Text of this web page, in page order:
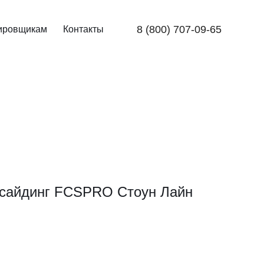
Контакты 8 (800) 707-09-65
FCSPRO Стоун Лайн